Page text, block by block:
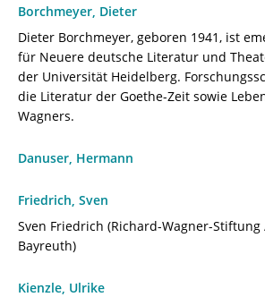
/
978-
3-
8260-
8001-
2
608001-
2
[Digital]
Borchmeyer, Dieter
Dieter Borchmeyer, geboren 1941, ist
für Neuere deutsche Literatur und
der Universität Heidelberg.
die Literatur der Goethe-Zeit sowie
Wagners.
Danuser, Hermann
Friedrich, Sven
Sven Friedrich (Richard-Wagner-
Bayreuth)
Kienzle, Ulrike